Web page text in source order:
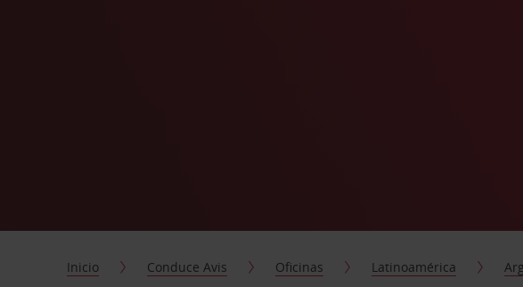
Inicio Conduce Avis Oficinas Latinoamérica